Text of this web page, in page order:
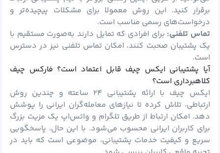
برقرار کنید. این روش معمولا برای مشکلات پیچیده‌تر و
درخواست‌های رسمی مناسب است.
تماس تلفنی: برای افرادی که تمایل دارند به‌صورت مستقیم با
یک پشتیبان صحبت کنند، امکان تماس تلفنی نیز در دسترس
است.
آیا پشتیبانی ایکس چیف قابل اعتماد است؟ فارکس چیف
کلاهبرداری است؟
ایکس چیف با ارائه پشتیبانی ۲۴ ساعته و چندین روش
ارتباطی، تلاش کرده تا نیازهای معامله‌گران ایرانی را پوشش
دهد. امکان ارتباط از طریق تلگرام و واتس‌اپ یک مزیت بزرگ
برای کاربران ایرانی محسوب می‌شود. با این حال، پاسخگویی
سریع و کیفیت خدمات پشتیبانی، موضوعی است که باید در